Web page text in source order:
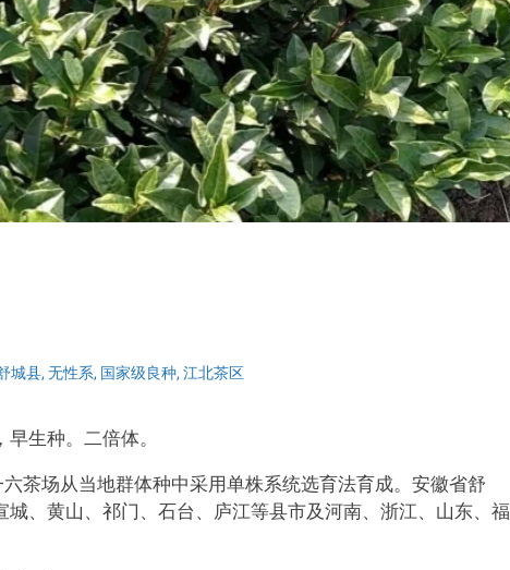
城县, 无性系, 国家级良种, 江北茶区
生种。二倍体。
茶场从当地群体种中采用单株系统选育法育成。安徽省舒
、黄山、祁门、石台、庐江等县市及河南、浙江、山东、福